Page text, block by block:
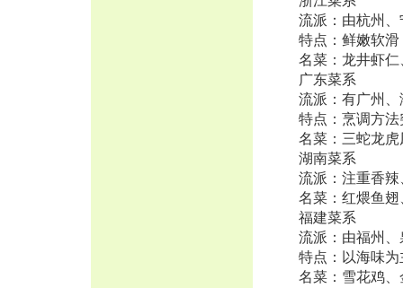
流派：由杭州、
特点：鲜嫩软滑
名菜：龙井虾仁
广东菜系
流派：有广州、
特点：烹调方法
名菜：三蛇龙虎
湖南菜系
流派：注重香
名菜：红煨鱼翅
福建菜系
流派：由福州、
特点：以海味为
名菜：雪花鸡、